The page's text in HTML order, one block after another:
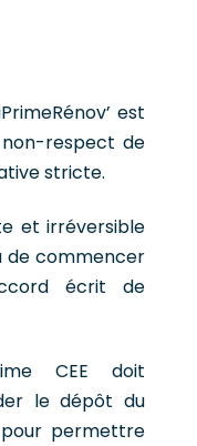
est
respect de
stricte.
et irréversible
de commencer
écrit de
CEE doit
le dépôt du
pour permettre